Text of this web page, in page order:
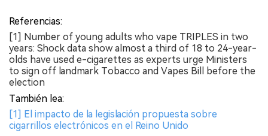
Referencias:
[1] Number of young adults who vape TRIPLES in two
years: Shock data show almost a third of 18 to 24-year-
olds have used e-cigarettes as experts urge Ministers
to sign off landmark Tobacco and Vapes Bill before the
election
También lea:
[1] El impacto de la legislación propuesta sobre
cigarrillos electrónicos en el Reino Unido